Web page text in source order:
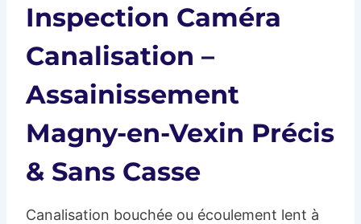
Inspection Caméra
Canalisation –
Assainissement
Magny-en-Vexin Précis
& Sans Casse
Canalisation bouchée ou écoulement lent à